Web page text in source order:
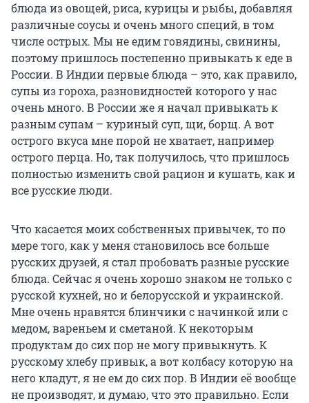
блюда из овощей, риса, курицы и рыбы, добавляя
различные соусы и очень много специй, в том
числе острых. Мы не едим говядины, свинины,
поэтому пришлось постепенно привыкать к еде в
России. В Индии первые блюда – это, как правило,
супы из гороха, разновидностей которого у нас
очень много. В России же я начал привыкать к
разным супам – куриный суп, щи, борщ. А вот
острого вкуса мне порой не хватает, например
острого перца. Но, так получилось, что пришлось
полностью изменить свой рацион и кушать, как и
все русские люди.
Что касается моих собственных привычек, то по
мере того, как у меня становилось все больше
русских друзей, я стал пробовать разные русские
блюда. Сейчас я очень хорошо знаком не только с
русской кухней, но и белорусской и украинской.
Мне очень нравятся блинчики с начинкой или с
медом, вареньем и сметаной. К некоторым
продуктам до сих пор не могу привыкнуть. К
русскому хлебу привык, а вот колбасу которую на
него кладут, я не ем до сих пор. В Индии её вообще
не производят, и думаю, что это правильно. Если